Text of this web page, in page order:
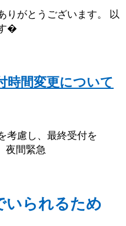
りがとうございます。 以
�
時間変更について
考慮し、最終受付を
夜間緊急
いられるため